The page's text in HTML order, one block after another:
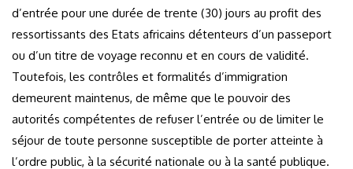
d’entrée pour une durée de trente (30) jours au profit des
ressortissants des Etats africains détenteurs d’un passeport
ou d’un titre de voyage reconnu et en cours de validité.
Toutefois, les contrôles et formalités d’immigration
demeurent maintenus, de même que le pouvoir des
autorités compétentes de refuser l’entrée ou de limiter le
séjour de toute personne susceptible de porter atteinte à
l’ordre public, à la sécurité nationale ou à la santé publique.